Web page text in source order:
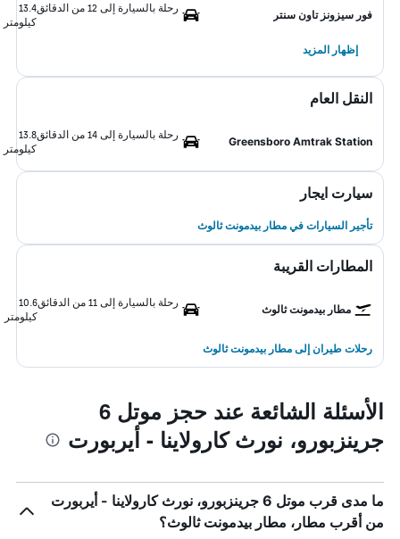
فور سيزونز تاون سنتر
رحلة بالسيارة إلى 12 من الدقائق
13.4
كيلومتر
إظهار المزيد
النقل العام
Greensboro Amtrak Station
رحلة بالسيارة إلى 14 من الدقائق
13.8
كيلومتر
سيارت ايجار
تأجير السيارات في مطار بيدمونت ثالوث
المطارات القريبة
مطار بيدمونت ثالوث
رحلة بالسيارة إلى 11 من الدقائق
10.6
كيلومتر
رحلات طيران إلى مطار بيدمونت ثالوث
الأسئلة الشائعة عند حجز موتل 6
جرينزبورو، نورث كارولاينا - أيربورت
ما مدى قرب موتل 6 جرينزبورو، نورث كارولاينا - أيربورت
من أقرب مطار، مطار بيدمونت ثالوث؟